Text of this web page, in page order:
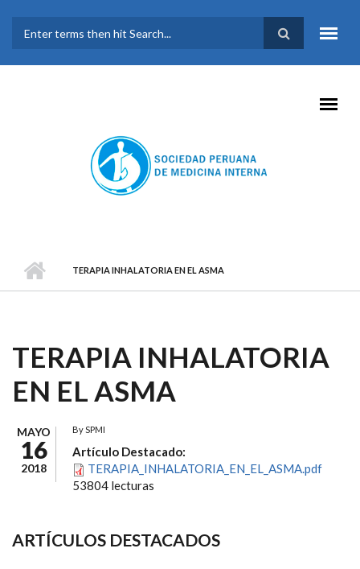
FORMULARIO DE
BÚSQUEDA
TERAPIA INHALATORIA EN EL ASMA
TERAPIA INHALATORIA
EN EL ASMA
MAYO
16
2018
BySPMI
Artículo Destacado:
TERAPIA_INHALATORIA_EN_EL_ASMA.pdf
53804 lecturas
ARTÍCULOS DESTACADOS